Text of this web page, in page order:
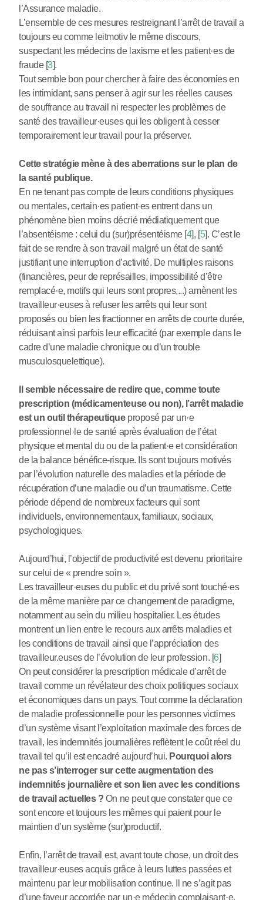
l’Assurance maladie.
L’ensemble de ces mesures restreignant l’arrêt de travail a
toujours eu comme leitmotiv le même discours,
suspectant les médecins de laxisme et les patient·es de
fraude[3].
Tout semble bon pour chercher à faire des économies en
les intimidant, sans penser à agir sur les réelles causes
de souffrance au travail ni respecter les problèmes de
santé des travailleur·euses qui les obligent à cesser
temporairement leur travail pour la préserver.
Cette stratégie mène à des aberrations sur le plan de
la santé publique.
En ne tenant pas compte de leurs conditions physiques
ou mentales, certain·es patient·es entrent dans un
phénomène bien moins décrié médiatiquement que
l’absentéisme : celui du (sur)présentéisme[4], [5]. C’est le
fait de se rendre à son travail malgré un état de santé
justifiant une interruption d’activité. De multiples raisons
(financières, peur de représailles, impossibilité d’être
remplacé·e, motifs qui leurs sont propres,...) amènent les
travailleur·euses à refuser les arrêts qui leur sont
proposés ou bien les fractionner en arrêts de courte durée,
réduisant ainsi parfois leur efficacité (par exemple dans le
cadre d’une maladie chronique ou d’un trouble
musculosquelettique).
Il semble nécessaire de redire que, comme toute
prescription (médicamenteuse ou non), l’arrêt maladie
est un outil thérapeutiqueproposé par un·e
professionnel · le de santé après évaluation de l’état
physique et mental du ou de la patient·e et considération
de la balance bénéfice-risque. Ils sont toujours motivés
par l’évolution naturelle des maladies et la période de
récupération d’une maladie ou d’un traumatisme. Cette
période dépend de nombreux facteurs qui sont
individuels, environnementaux, familiaux, sociaux,
psychologiques.
Aujourd’hui, l’objectif de productivité est devenu prioritaire
sur celui de « prendre soin ».
Les travailleur·euses du public et du privé sont touché·es
de la même manière par ce changement de paradigme,
notamment au sein du milieu hospitalier. Les études
montrent un lien entre le recours aux arrêts maladies et
les conditions de travail ainsi que l’appréciation des
travailleur.euses de l’évolution de leur profession. [6]
On peut considérer la prescription médicale d’arrêt de
travail comme un révélateur des choix politiques sociaux
et économiques dans un pays. Tout comme la déclaration
de maladie professionnelle pour les personnes victimes
d’un système visant l’exploitation maximale des forces de
travail, les indemnités journalières reflètent le coût réel du
travail tel qu’il est encadré aujourd’hui. Pourquoi alors
ne pas s’interroger sur cette augmentation des
indemnités journalière et son lien avec les conditions
de travail actuelles ? On ne peut que constater que ce
sont encore et toujours les mêmes qui paient pour le
maintien d’un système (sur)productif.
Enfin, l’arrêt de travail est, avant toute chose, un droit des
travailleur·euses acquis grâce à leurs luttes passées et
maintenu par leur mobilisation continue. Il ne s’agit pas
d’une faveur accordée par un·e médecin complaisant·e,